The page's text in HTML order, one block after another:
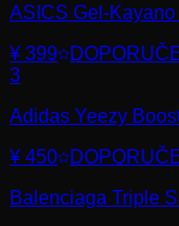
ASICS Gel-
¥ 399
3
Adidas Yeezy
¥ 450
Balenciaga Triple